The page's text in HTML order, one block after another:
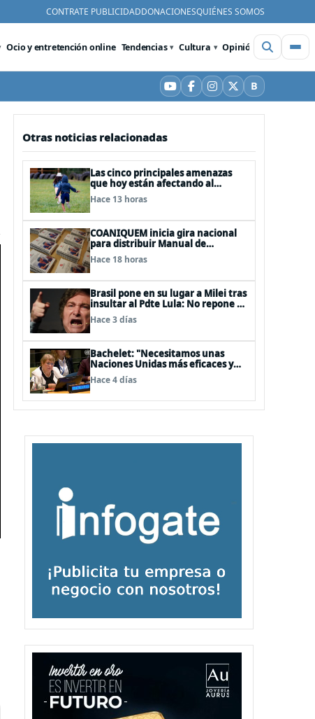
CONTRATE PUBLICIDADDONACIONESQUIÉNES SOMOS
Ocio y entretención online Tendencias Cultura Opinión Videos
YouTube
Facebook
Instagram
X BBluesky
Otras noticias relacionadas
Las cinco principales amenazas
que hoy están afectando al
desarrollo de los niños en Chile
Hace 13 horas
COANIQUEM inicia gira nacional
para distribuir Manual de
Quemaduras a profesionales de la
salud
Hace 18 horas
Brasil pone en su lugar a Milei tras
insultar al Pdte Lula: No repone al
embajador en BBSS y rebaja la
relación bilateral
Hace 3 días
Bachelet: "Necesitamos unas
Naciones Unidas más eficaces y
cercanas a las personas"
Hace 4 días